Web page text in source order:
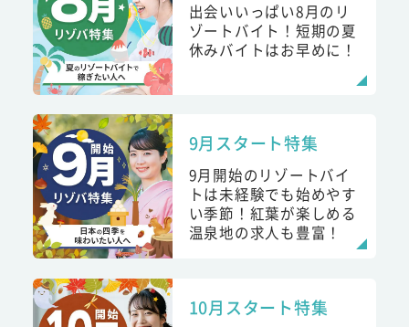
出会いいっぱい8月のリ
ゾートバイト！短期の夏
休みバイトはお早めに！
9月スタート特集
9月開始のリゾートバイ
トは未経験でも始めやす
い季節！紅葉が楽しめる
温泉地の求人も豊富！
10月スタート特集